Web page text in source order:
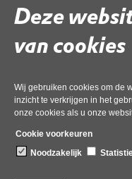
Deze
van cookies
Wij gebruiken cookies om de
inzicht te verkrijgen in het
onze cookies als u onze
Cookie voorkeuren
Noodzakelijk
Vergaderstukken
1b1 Brief Regietafel NHN -